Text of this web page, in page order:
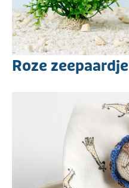
Roze zeepaardje